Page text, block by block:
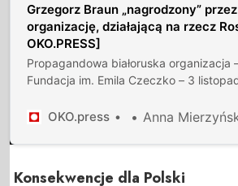
Grzegorz Braun „nagrodzony”
organizację, działającą na rzecz
OKO.PRESS]
Propagandowa białoruska organizacja
Fundacja im. Emila Czeczko – 3
został polski polityk Grzegorz Braun.
OKO.press Anna
Konsekwencje dla Polski